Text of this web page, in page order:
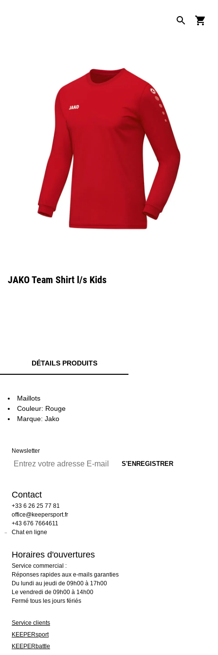
JAKO Team Shirt l/s Kids
DÉTAILS PRODUITS
Maillots
Couleur: Rouge
Marque: Jako
Newsletter
Contact
+33 6 26 25 77 81
office@keepersport.fr
+43 676 7664611
Chat en ligne
Horaires d'ouvertures
Service commercial :
Réponses rapides aux e-mails garanties
Du lundi au jeudi de 09h00 à 17h00
Le vendredi de 09h00 à 14h00
Fermé tous les jours fériés
Service clients
KEEPERsport
KEEPERbattle